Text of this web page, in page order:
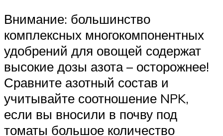
Внимание: большинство
комплексных многокомпонентных
удобрений для овощей содержат
высокие дозы азота – осторожнее!
Сравните азотный состав и
учитывайте соотношение NPK,
если вы вносили в почву под
томаты большое количество